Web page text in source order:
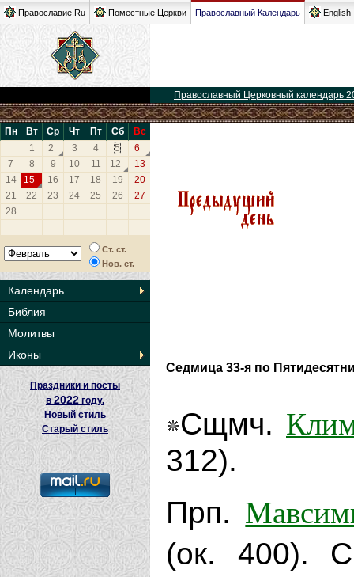
Православие.Ru Поместные Церкви Православный Календарь English
Православный Церковный календарь
Пн Вт Ср Чт Пт Сб
Вс
1
2 3 4 5
6
7
8 9 10 11 12
13
14
15 16 17 18 19
20
21
22 23 24 25 26
27
28
Ст. ст.
Нов. ст.
Календарь
Библия
Молитвы
Иконы
Праздники и посты
в2022 году.
Новый стиль
Старый стиль
Седмица 33-я по
Сщмч.
312).
Прп.
(ок. 400).